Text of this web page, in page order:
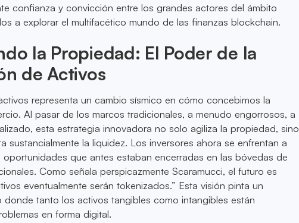
confianza y convicción entre los grandes actores del ámbito
a explorar el multifacético mundo de las finanzas blockchain.
la Propiedad: El Poder de la
de Activos
representa un cambio sísmico en cómo concebimos la
Al pasar de los marcos tradicionales, a menudo engorrosos, a
esta estrategia innovadora no solo agiliza la propiedad, sino
sustancialmente la liquidez. Los inversores ahora se enfrentan a
oportunidades que antes estaban encerradas en las bóvedas de
Como señala perspicazmente Scaramucci, el futuro es
eventualmente serán tokenizados.” Esta visión pinta un
donde tanto los activos tangibles como intangibles están
en forma digital.